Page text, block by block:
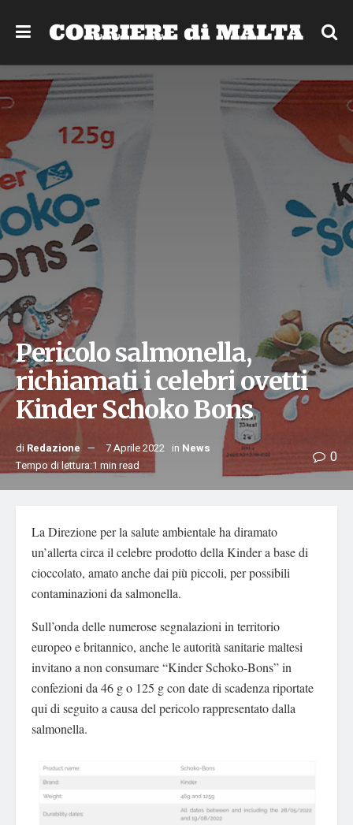
Pericolo salmonella,
richiamati i celebri ovetti
Kinder Schoko Bons
di Redazione 7 Aprile 2022 in News
Tempo di lettura:1 min read
0
La Direzione per la salute ambientale ha diramato
un’allerta circa il celebre prodotto della Kinder a base di
cioccolato, amato anche dai più piccoli, per possibili
contaminazioni da salmonella.
Sull’onda delle numerose segnalazioni in territorio
europeo e britannico, anche le autorità sanitarie maltesi
invitano a non consumare “Kinder Schoko-Bons” in
confezioni da 46 g o 125 g con date di scadenza riportate
qui di seguito a causa del pericolo rappresentato dalla
salmonella.